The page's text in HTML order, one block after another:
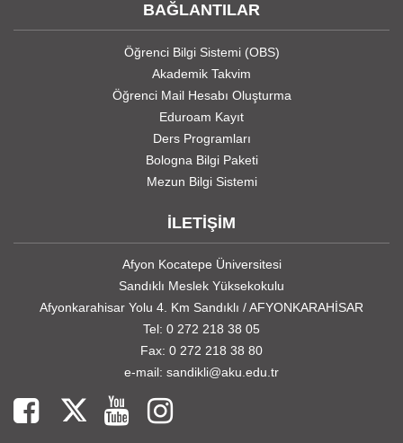
BAĞLANTILAR
Öğrenci Bilgi Sistemi (OBS)
Akademik Takvim
Öğrenci Mail Hesabı Oluşturma
Eduroam Kayıt
Ders Programları
Bologna Bilgi Paketi
Mezun Bilgi Sistemi
İLETİŞİM
Afyon Kocatepe Üniversitesi
Sandıklı Meslek Yüksekokulu
Afyonkarahisar Yolu 4. Km Sandıklı / AFYONKARAHİSAR
Tel: 0 272 218 38 05
Fax: 0 272 218 38 80
e-mail: sandikli@aku.edu.tr